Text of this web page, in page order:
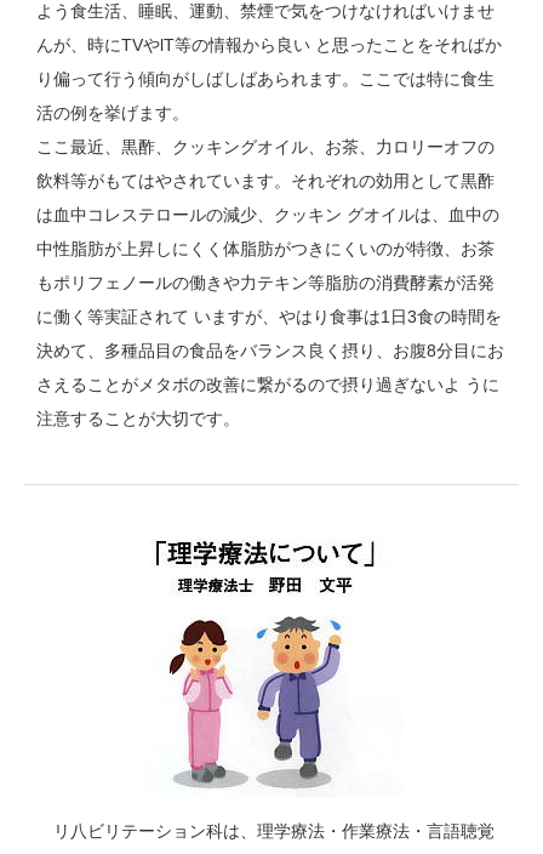
よう食生活、睡眠、運動、禁煙で気をつけなければいけませ
んが、時にTVやlT等の情報から良い と思ったことをそればか
り偏って行う傾向がしばしばあられます。ここでは特に食生
活の例を挙げます。
ここ最近、黒酢、クッキングオイル、お茶、力ロリーオフの
飲料等がもてはやされています。それぞれの効用として黒酢
は血中コレステロールの減少、クッキン グオイルは、血中の
中性脂肪が上昇しにくく体脂肪がつきにくいのが特徴、お茶
もポリフェノールの働きや力テキン等脂肪の消費酵素が活発
に働く等実証されて いますが、やはり食事は1日3食の時間を
決めて、多種品目の食品をバランス良く摂り、お腹8分目にお
さえることがメタボの改善に繋がるので摂り過ぎないよ うに
注意することが大切です。
リ八ビリテーション科は、理学療法・作業療法・言語聴覚